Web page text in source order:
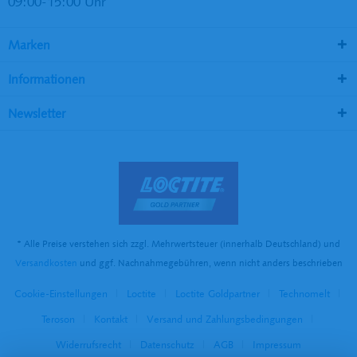
Marken
Informationen
Newsletter
* Alle Preise verstehen sich zzgl. Mehrwertsteuer (innerhalb Deutschland) und
Versandkosten und ggf. Nachnahmegebühren, wenn nicht anders beschrieben
Cookie-Einstellungen Loctite Loctite Goldpartner
Technomelt
Teroson
Kontakt
Versand und Zahlungsbedingungen
Widerrufsrecht
Datenschutz AGB Impressum